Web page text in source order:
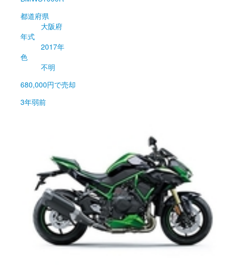
都道府県
大阪府
年式
2017年
色
不明
680,000円で売却
3年弱前